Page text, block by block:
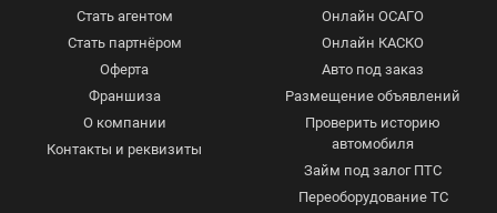
Стать агентом
Стать партнёром
Оферта
Франшиза
О компании
Контакты и реквизиты
Онлайн ОСАГО
Онлайн КАСКО
Авто под заказ
Размещение объявлений
Проверить историю
автомобиля
Займ под залог ПТС
Переоборудование ТС